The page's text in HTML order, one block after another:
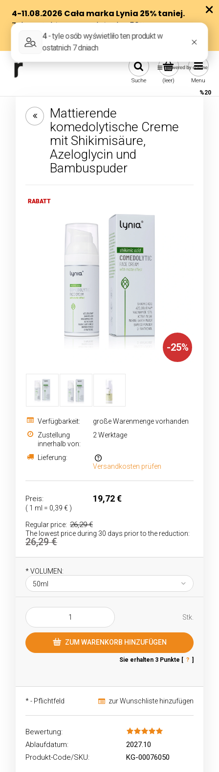
(leer)
Suche Menu
%20
Mattierende
komedolytische Creme
mit Shikimisäure,
Azeloglycin und
Bambuspuder
RABATT
-25%
Verfügbarkeit:
große Warenmenge vorhanden
Zustellung
innerhalb von:
2 Werktage
Lieferung:
Im Preis sind keine Zahlungskosten enthalten
Versandkosten prüfen
Preis: 19,72 €
( 1 ml = 0,39 € )
Regular price: 26,29 €
The lowest price during 30 days prior to the reduction:
26,29 €
*VOLUMEN:
Stk.
ZUM WARENKORB HINZUFÜGEN
Sie erhalten 3 Punkte [ ? ]
zur Wunschliste hinzufügen
*- Pflichtfeld
Bewertung:
Ablaufdatum:
2027.10
Produkt-Code/SKU:
KG-00076050